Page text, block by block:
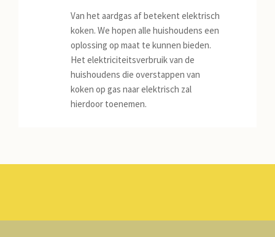
CONTACT
Van het aardgas af betekent elektrisch
koken. We hopen alle huishoudens een
oplossing op maat te kunnen bieden.
Het elektriciteitsverbruik van de
huishoudens die overstappen van
koken op gas naar elektrisch zal
hierdoor toenemen.